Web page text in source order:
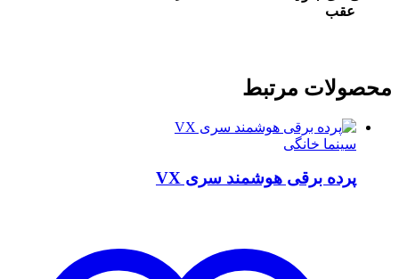
عقب
محصولات مرتبط
سینما خانگی
پرده برقی هوشمند سری VX